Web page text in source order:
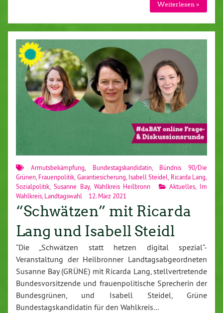
Weiterlesen »
Armutsbekämpfung, Bundestagskandidatin, Bündnis 90/Die
Grünen,Frauenpolitik,Garantiesicherung,Isabell Steidel, Ricarda Lang,
Sozialpolitik, Susanne Bay, Wahlkreis Heilbronn Aktuelles, Im
Wahlkreis,Landtagswahl 12. März 2021
“Schwätzen” mit Ricarda
Lang und Isabell Steidl
“Die „Schwätzen statt hetzen digital spezial“-
Veranstaltung der Heilbronner Landtagsabgeordneten
Susanne Bay (GRÜNE) mit Ricarda Lang, stellvertretende
Bundesvorsitzende und frauenpolitische Sprecherin der
Bundesgrünen, und Isabell Steidel, Grüne
Bundestagskandidatin für den Wahlkreis…